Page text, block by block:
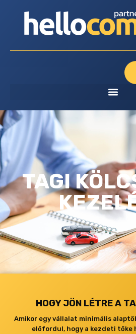
TAGI
HOGY JÖN LÉTRE A
Amikor egy vállalat minimális
előfordul, hogy a kezdeti tőke